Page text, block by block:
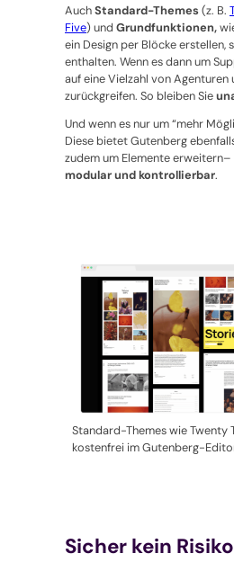
AuchStandard-Themes (z. B.
Five) und Grundfunktionen,
ein Design per Blöcke erstellen,
enthalten. Wenn es dann um
auf eine Vielzahl von Agenturen
zurückgreifen. So bleiben Sie
Und wenn es nur um “mehr
Diese bietet Gutenberg
zudem um Elemente
modular und kontrollierbar.
Standard-Themes wie Twenty
kostenfrei im Gutenberg-
Sicher kein